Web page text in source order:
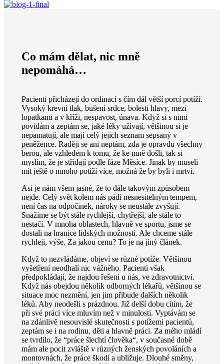
Co mám dělat, nic mně
nepomáhá…
Pacienti přicházejí do ordinací s čím dál větší porcí potíží.
Vysoký krevní tlak, bušení srdce, bolesti hlavy, mezi
lopatkami a v kříži, nespavost, únava. Když si s nimi
povídám a zeptám se, jaké léky užívají, většinou si je
nepamatují, ale mají celý jejich seznam sepsaný v
peněžence. Raději se ani neptám, zda je opravdu všechny
berou, ale vzhledem k tomu, že ke mně došli, tak si
myslím, že je střídají podle fáze Měsíce. Jinak by museli
mít ještě o mnoho potíží více, možná že by byli i mrtví.
Asi je nám všem jasné, že to dále takovým způsobem
nejde. Celý svět kolem nás pádí nesnesitelným tempem,
není čas na odpočinek, nároky se neustále zvyšují.
Snažíme se být stále rychlejší, chytřejší, ale stále to
nestačí. V mnoha oblastech, hlavně ve sportu, jsme se
dostali na hranice lidských možností. Ale chceme stále
rychleji, výše. Za jakou cenu? To je na jiný článek.
Když to nezvládáme, objeví se různé potíže. Většinou
vyšetření neodhalí nic vážného. Pacienti však
předpokládají, že najdou řešení u nás, ve zdravotnictví.
Když nás obejdou několik odborných lékařů, většinou se
situace moc nezmění, jen jim přibude dalších několik
léků. Aby neodešli s prázdnou. Již delší dobu cítím, že
při své práci více mluvím než v minulosti. Vyptávám se
na zdánlivě nesouvislé skutečnosti s potížemi pacientů,
zeptám se i na rodinu, děti a hlavně práci. Za mého mládí
se tvrdilo, že “práce šlechtí člověka“, v současné době
mám ale pocit zvláště v různých ženských povoláních a
montovnách, že práce škodí a ubližuje. Dlouhé směny,